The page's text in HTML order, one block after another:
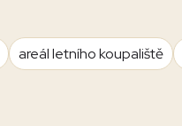
areál letního koupaliště